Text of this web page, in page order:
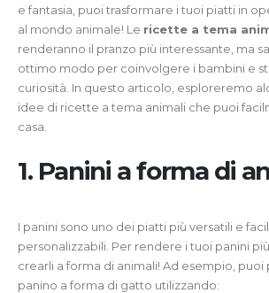
e fantasia, puoi trasformare i tuoi piatti in
al mondo animale! Le ricette a tema
renderanno il pranzo più interessante, ma
ottimo modo per coinvolgere i bambini e
curiosità. In questo articolo, esploreremo
idee di ricette a tema animali che puoi
casa.
1. Panini a forma di
I panini sono uno dei piatti più versatili e
personalizzabili. Per rendere i tuoi panini
crearli a forma di animali! Ad esempio, puoi
panino a forma di gatto utilizzando: